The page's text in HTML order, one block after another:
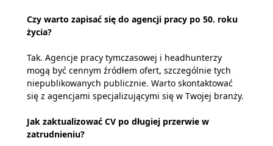
Czy warto zapisać się do agencji pracy po 50. roku
życia?
Tak. Agencje pracy tymczasowej i headhunterzy
mogą być cennym źródłem ofert, szczególnie tych
niepublikowanych publicznie. Warto skontaktować
się z agencjami specjalizującymi się w Twojej branży.
Jak zaktualizować CV po długiej przerwie w
zatrudnieniu?